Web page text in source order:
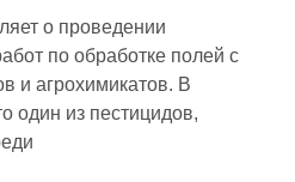
о проведении
по обработке полей с
и агрохимикатов. В
один из пестицидов,